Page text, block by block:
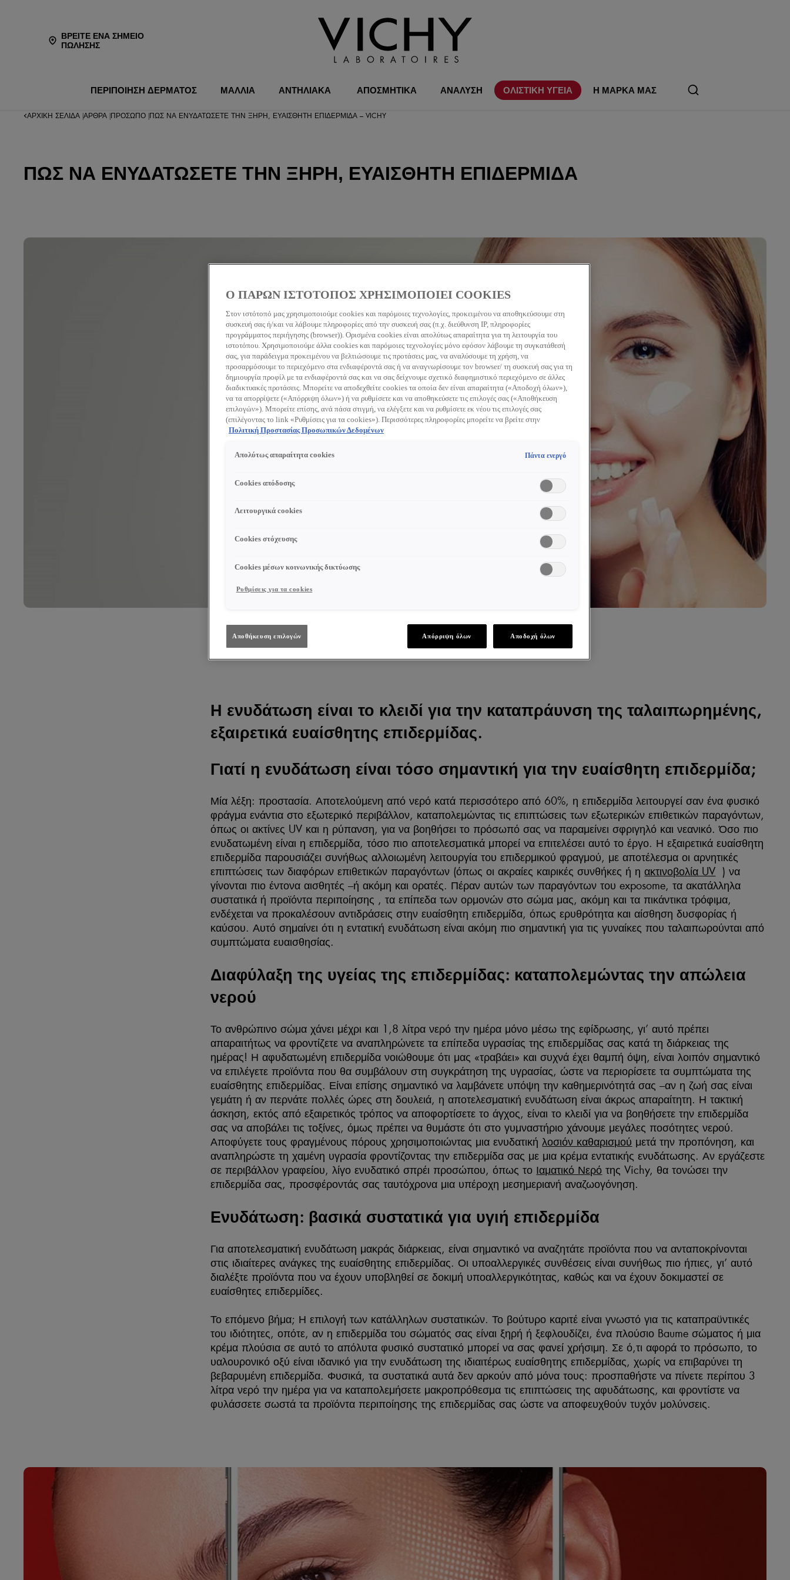
ΒΡΕΊΤΕ ΈΝΑ ΣΗΜΕΊΟ
ΠΏΛΗΣΗΣ
ΠΕΡΙΠΟΙΗΣΗ ΔΕΡΜΑΤΟΣ ΜΑΛΛΙΑ ΑΝΤΗΛΙΑΚΑ ΑΠΟΣΜΗΤΙΚΑ ΑΝΑΛΥΣΗ ΟΛΙΣΤΙΚΗ ΥΓΕΙΑ Η ΜΑΡΚΑ ΜΑΣ
ΑΡΧΙΚΉ ΣΕΛΊΔΑ ΆΡΘΡΑ ΠΡΌΣΩΠΟ ΠΏΣ ΝΑ ΕΝΥΔΑΤΏΣΕΤΕ ΤΗΝ ΞΗΡΉ, ΕΥΑΊΣΘΗΤΗ ΕΠΙΔΕΡΜΊΔΑ – VICHY
ΠΏΣ ΝΑ ΕΝΥΔΑΤΏΣΕΤΕ ΤΗΝ ΞΗΡΉ, ΕΥΑΊΣΘΗΤΗ ΕΠΙΔΕΡΜΊΔΑ
Η ενυδάτωση είναι το κλειδί για την καταπράυνση της ταλαιπωρημένης,
εξαιρετικά ευαίσθητης επιδερμίδας.
Γιατί η ενυδάτωση είναι τόσο σημαντική για την ευαίσθητη επιδερμίδα;
Μία λέξη: προστασία. Αποτελούμενη από νερό κατά περισσότερο από 60%, η επιδερμίδα λειτουργεί σαν ένα φυσικό
φράγμα ενάντια στο εξωτερικό περιβάλλον, καταπολεμώντας τις επιπτώσεις των εξωτερικών επιθετικών παραγόντων,
όπως οι ακτίνες UV και η ρύπανση, για να βοηθήσει το πρόσωπό σας να παραμείνει σφριγηλό και νεανικό. Όσο πιο
ενυδατωμένη είναι η επιδερμίδα, τόσο πιο αποτελεσματικά μπορεί να επιτελέσει αυτό το έργο. Η εξαιρετικά ευαίσθητη
επιδερμίδα παρουσιάζει συνήθως αλλοιωμένη λειτουργία του επιδερμικού φραγμού, με αποτέλεσμα οι αρνητικές
επιπτώσεις των διαφόρων επιθετικών παραγόντων (όπως οι ακραίες καιρικές συνθήκες ή ηακτινοβολία UV ) να
γίνονται πιο έντονα αισθητές –ή ακόμη και ορατές. Πέραν αυτών των παραγόντων του exposome, τα ακατάλληλα
συστατικά ή προϊόντα περιποίησης , τα επίπεδα των ορμονών στο σώμα μας, ακόμη και τα πικάντικα τρόφιμα,
ενδέχεται να προκαλέσουν αντιδράσεις στην ευαίσθητη επιδερμίδα, όπως ερυθρότητα και αίσθηση δυσφορίας ή
καύσου. Αυτό σημαίνει ότι η εντατική ενυδάτωση είναι ακόμη πιο σημαντική για τις γυναίκες που ταλαιπωρούνται από
συμπτώματα ευαισθησίας.
Διαφύλαξη της υγείας της επιδερμίδας: καταπολεμώντας την απώλεια
νερού
Το ανθρώπινο σώμα χάνει μέχρι και 1,8 λίτρα νερό την ημέρα μόνο μέσω της εφίδρωσης, γι’ αυτό πρέπει
απαραιτήτως να φροντίζετε να αναπληρώνετε τα επίπεδα υγρασίας της επιδερμίδας σας κατά τη διάρκειας της
ημέρας! Η αφυδατωμένη επιδερμίδα νοιώθουμε ότι μας «τραβάει» και συχνά έχει θαμπή όψη, είναι λοιπόν σημαντικό
να επιλέγετε προϊόντα που θα συμβάλουν στη συγκράτηση της υγρασίας, ώστε να περιορίσετε τα συμπτώματα της
ευαίσθητης επιδερμίδας. Είναι επίσης σημαντικό να λαμβάνετε υπόψη την καθημερινότητά σας –αν η ζωή σας είναι
γεμάτη ή αν περνάτε πολλές ώρες στη δουλειά, η αποτελεσματική ενυδάτωση είναι άκρως απαραίτητη. Η τακτική
άσκηση, εκτός από εξαιρετικός τρόπος να αποφορτίσετε το άγχος, είναι το κλειδί για να βοηθήσετε την επιδερμίδα
σας να αποβάλει τις τοξίνες, όμως πρέπει να θυμάστε ότι στο γυμναστήριο χάνουμε μεγάλες ποσότητες νερού.
Αποφύγετε τους φραγμένους πόρους χρησιμοποιώντας μια ενυδατικήλοσιόν καθαρισμού μετά την προπόνηση, και
αναπληρώστε τη χαμένη υγρασία φροντίζοντας την επιδερμίδα σας με μια κρέμα εντατικής ενυδάτωσης. Αν εργάζεστε
σε περιβάλλον γραφείου, λίγο ενυδατικό σπρέι προσώπου, όπως το Ιαματικό Νερό της Vichy, θα τονώσει την
επιδερμίδα σας, προσφέροντάς σας ταυτόχρονα μια υπέροχη μεσημεριανή αναζωογόνηση.
Ενυδάτωση: βασικά συστατικά για υγιή επιδερμίδα
Για αποτελεσματική ενυδάτωση μακράς διάρκειας, είναι σημαντικό να αναζητάτε προϊόντα που να ανταποκρίνονται
στις ιδιαίτερες ανάγκες της ευαίσθητης επιδερμίδας. Οι υποαλλεργικές συνθέσεις είναι συνήθως πιο ήπιες, γι’ αυτό
διαλέξτε προϊόντα που να έχουν υποβληθεί σε δοκιμή υποαλλεργικότητας, καθώς και να έχουν δοκιμαστεί σε
ευαίσθητες επιδερμίδες.
Το επόμενο βήμα; Η επιλογή των κατάλληλων συστατικών. Το βούτυρο καριτέ είναι γνωστό για τις καταπραϋντικές
του ιδιότητες, οπότε, αν η επιδερμίδα του σώματός σας είναι ξηρή ή ξεφλουδίζει, ένα πλούσιο Baume σώματος ή μια
κρέμα πλούσια σε αυτό το απόλυτα φυσικό συστατικό μπορεί να σας φανεί χρήσιμη. Σε ό,τι αφορά το πρόσωπο, το
υαλουρονικό οξύ είναι ιδανικό για την ενυδάτωση της ιδιαιτέρως ευαίσθητης επιδερμίδας, χωρίς να επιβαρύνει τη
βεβαρυμένη επιδερμίδα. Φυσικά, τα συστατικά αυτά δεν αρκούν από μόνα τους: προσπαθήστε να πίνετε περίπου 3
λίτρα νερό την ημέρα για να καταπολεμήσετε μακροπρόθεσμα τις επιπτώσεις της αφυδάτωσης, και φροντίστε να
φυλάσσετε σωστά τα προϊόντα περιποίησης της επιδερμίδας σας ώστε να αποφευχθούν τυχόν μολύνσεις.
Ο ΠΑΡΩΝ ΙΣΤΟΤΟΠΟΣ ΧΡΗΣΙΜΟΠΟΙΕΙ COOKIES
Στον ιστότοπό μας χρησιμοποιούμε cookies και παρόμοιες τεχνολογίες, προκειμένου να αποθηκεύσουμε στη
συσκευή σας ή/και να λάβουμε πληροφορίες από την συσκευή σας (π.χ. διεύθυνση IP, πληροφορίες
προγράμματος περιήγησης (browser)). Ορισμένα cookies είναι απολύτως απαραίτητα για τη λειτουργία του
ιστοτόπου. Χρησιμοποιούμε άλλα cookies και παρόμοιες τεχνολογίες μόνο εφόσον λάβουμε τη συγκατάθεσή
σας, για παράδειγμα προκειμένου να βελτιώσουμε τις προτάσεις μας, να αναλύσουμε τη χρήση, να
προσαρμόσουμε το περιεχόμενο στα ενδιαφέροντά σας ή να αναγνωρίσουμε τον browser/ τη συσκευή σας για τη
δημιουργία προφίλ με τα ενδιαφέροντά σας και να σας δείχνουμε σχετικό διαφημιστικό περιεχόμενο σε άλλες
διαδικτυακές προτάσεις. Μπορείτε να αποδεχθείτε cookies τα οποία δεν είναι απαραίτητα («Αποδοχή όλων»),
να τα απορρίψετε («Απόρριψη όλων») ή να ρυθμίσετε και να αποθηκεύσετε τις επιλογές σας («Αποθήκευση
επιλογών»). Μπορείτε επίσης, ανά πάσα στιγμή, να ελέγξετε και να ρυθμίσετε εκ νέου τις επιλογές σας
(επιλέγοντας το link «Ρυθμίσεις για τα cookies»). Περισσότερες πληροφορίες μπορείτε να βρείτε στην
Πολιτική Προστασίας Προσωπικών Δεδομένων
Απολύτως απαραίτητα cookies Πάντα ενεργό
Cookies απόδοσης
Λειτουργικά cookies
Cookies στόχευσης
Cookies μέσων κοινωνικής δικτύωσης
Ρυθμίσεις για τα cookies
Αποθήκευση επιλογών Απόρριψη όλων Αποδοχή όλων